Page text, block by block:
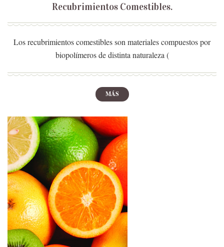
Recubrimientos Comestibles.
Los recubrimientos comestibles son materiales compuestos por
biopolímeros de distinta naturaleza (
MÁS